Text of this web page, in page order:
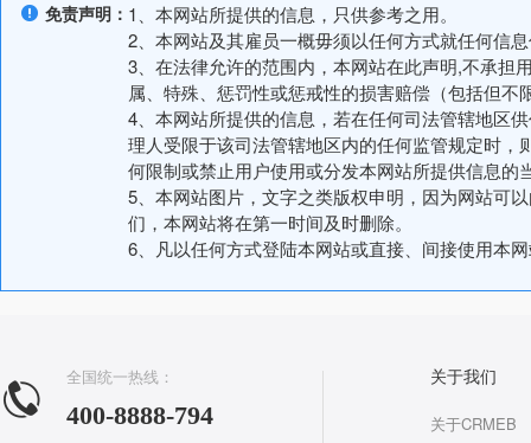
免责声明： 1、本网站所提供的信息，只供参考之用。
2、本网站及其雇员一概毋须以任何方式就任何信
3、在法律允许的范围内，本网站在此声明,不承担
属、特殊、惩罚性或惩戒性的损害赔偿（包括但
4、本网站所提供的信息，若在任何司法管辖地区
理人受限于该司法管辖地区内的任何监管规定时
何限制或禁止用户使用或分发本网站所提供信息的
5、本网站图片，文字之类版权申明，因为网站可
们，本网站将在第一时间及时删除。
6、凡以任何方式登陆本网站或直接、间接使用本
全国统一热线：
400-8888-794
关于我们
关于CRMEB